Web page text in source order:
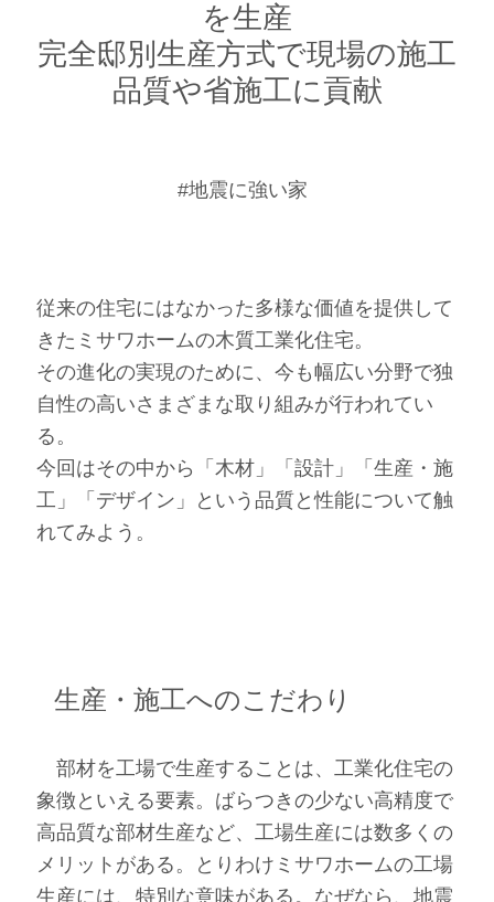
を生産
完全邸別生産方式で現場の施工
品質や省施工に貢献
#地震に強い家
従来の住宅にはなかった多様な価値を提供して
きたミサワホームの木質工業化住宅。
その進化の実現のために、今も幅広い分野で独
自性の高いさまざまな取り組みが行われてい
る。
今回はその中から「木材」「設計」「生産・施
工」「デザイン」という品質と性能について触
れてみよう。
生産・施工へのこだわり
部材を工場で生産することは、工業化住宅の
象徴といえる要素。ばらつきの少ない高精度で
高品質な部材生産など、工場生産には数多くの
メリットがある。とりわけミサワホームの工場
生産には、特別な意味がある。なぜなら、地震